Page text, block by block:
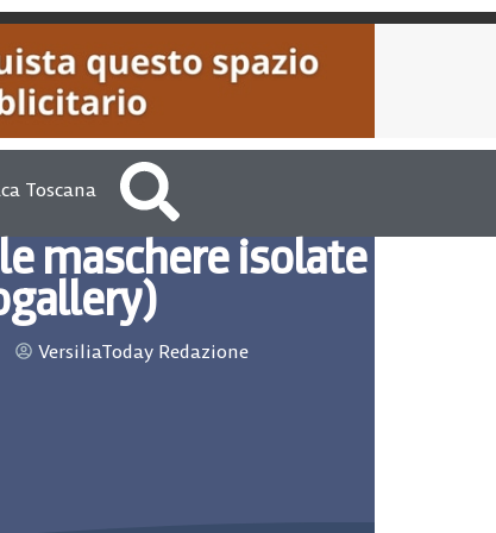
Toscana
maschere isolate
VersiliaToday Redazione